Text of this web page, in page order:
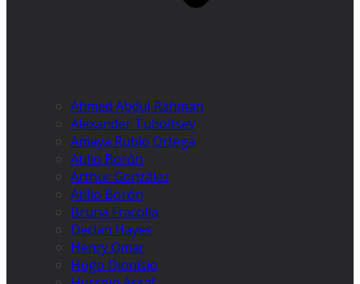
Ahmed Abdul Rahman
Alexander Tuboltsev
Amaya Rubio Ortega
Atilio Borón
Arthur González
Atilio Borón
Bruna Fracolla
Declan Hayes
Henry Omar
Hugo Dionísio